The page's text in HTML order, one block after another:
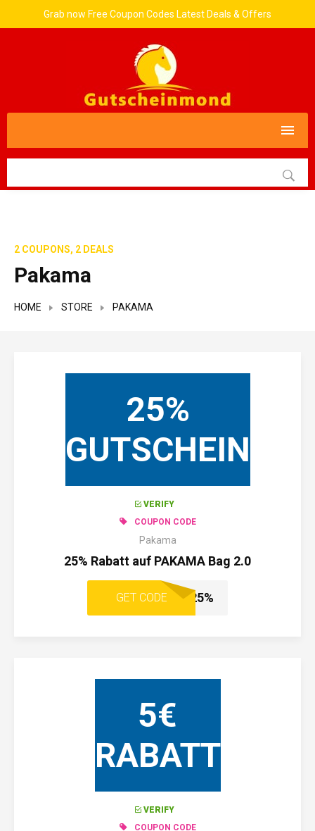
Grab now Free Coupon Codes Latest Deals & Offers
2 COUPONS, 2 DEALS
Pakama
HOME STORE PAKAMA
25%
GUTSCHEIN
VERIFY
COUPON CODE
Pakama
25% Rabatt auf PAKAMA Bag 2.0
GET CODE
VATAGO25%
5€
RABATT
VERIFY
COUPON CODE